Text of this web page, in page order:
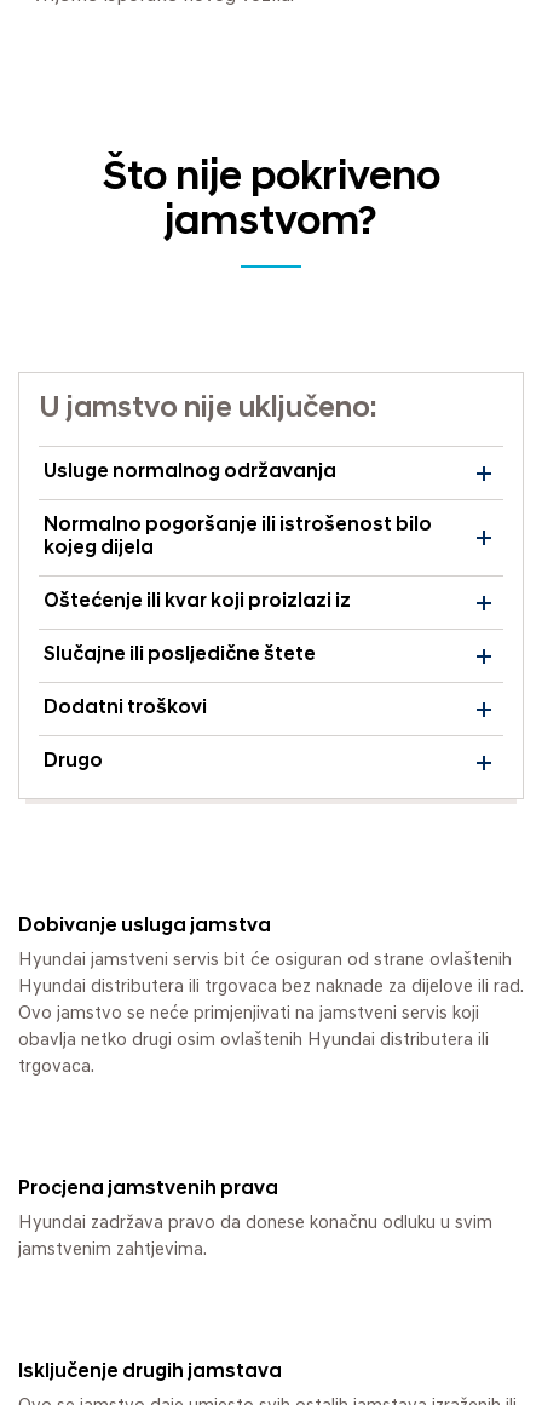
Što nije pokriveno
jamstvom?
U jamstvo nije uključeno:
Usluge normalnog održavanja
Normalno pogoršanje ili istrošenost bilo
kojeg dijela
Oštećenje ili kvar koji proizlazi iz
Slučajne ili posljedične štete
Dodatni troškovi
Drugo
Dobivanje usluga jamstva
Hyundai jamstveni servis bit će osiguran od strane ovlaštenih
Hyundai distributera ili trgovaca bez naknade za dijelove ili rad.
Ovo jamstvo se neće primjenjivati na jamstveni servis koji
obavlja netko drugi osim ovlaštenih Hyundai distributera ili
trgovaca.
Procjena jamstvenih prava
Hyundai zadržava pravo da donese konačnu odluku u svim
jamstvenim zahtjevima.
Isključenje drugih jamstava